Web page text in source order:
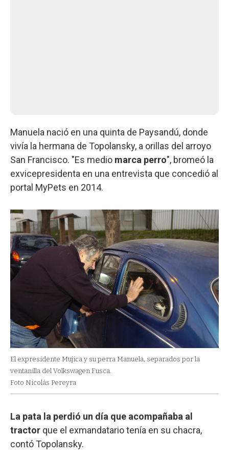
Manuela nació en una quinta de Paysandú, donde
vivía la hermana de Topolansky, a orillas del arroyo
San Francisco. "Es medio marca perro", bromeó la
exvicepresidenta en una entrevista que concedió al
portal MyPets en 2014.
El expresidente Mujica y su perra Manuela, separados por la
ventanilla del Volkswagen Fusca.
Foto Nicolás Pereyra
La pata la perdió un día que acompañaba al
tractor que el exmandatario tenía en su chacra,
contó Topolansky.